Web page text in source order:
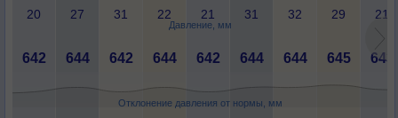
Давление, мм
Отклонение давления от нормы, мм
20 27 31 22 21 31 32 29 21
642 644 642 644 642 644 644 645 643